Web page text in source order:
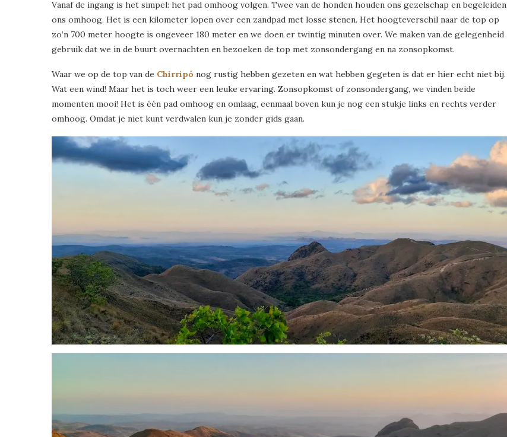
Vanaf de ingang is het simpel: het pad omhoog volgen. Twee van de honden houden ons gezelschap en begeleiden
ons omhoog. Het is een kilometer lopen over een zandpad met losse stenen. Het hoogteverschil naar de top op
zo’n 700 meter hoogte is ongeveer 180 meter en we doen er twintig minuten over. We maken van de gelegenheid
gebruik dat we in de buurt overnachten en bezoeken de top met zonsondergang en na zonsopkomst.
Waar we op de top van de Chirripó nog rustig hebben gezeten en wat hebben gegeten is dat er hier echt niet bij.
Wat een wind! Maar het is toch weer een leuke ervaring. Zonsopkomst of zonsondergang, we vinden beide
momenten mooi! Het is één pad omhoog en omlaag, eenmaal boven kun je nog een stukje links en rechts verder
omhoog. Omdat je niet kunt verdwalen kun je zonder gids gaan.